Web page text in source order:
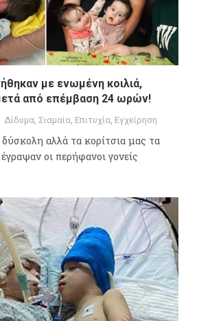
με ενωμένη κοιλιά,
από επέμβαση 24 ωρών!
Δίδυμα, Σιαμαία, Επιτυχία, Εγχείρηση
αλλά τα κορίτσια μας τα
οι περήφανοι γονείς